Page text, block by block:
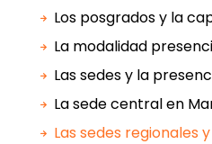
Los posgrados y la
La modalidad
Las sedes y la
La sede central en
Las sedes regionales